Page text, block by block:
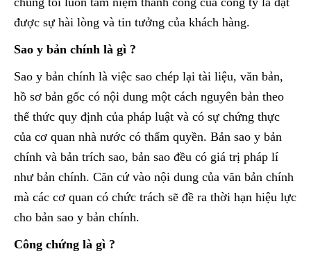
được sự hài lòng và tin tưởng của khách hàng.
Sao y bản chính là gì ?
Sao y bản chính là việc sao chép lại tài liệu, văn bản,
hồ sơ bản gốc có nội dung một cách nguyên bản theo
thể thức quy định của pháp luật và có sự chứng thực
của cơ quan nhà nước có thẩm quyền. Bản sao y bản
chính và bản trích sao, bản sao đều có giá trị pháp lí
như bản chính. Căn cứ vào nội dung của văn bản chính
mà các cơ quan có chức trách sẽ đề ra thời hạn hiệu lực
cho bản sao y bản chính.
Công chứng là gì ?